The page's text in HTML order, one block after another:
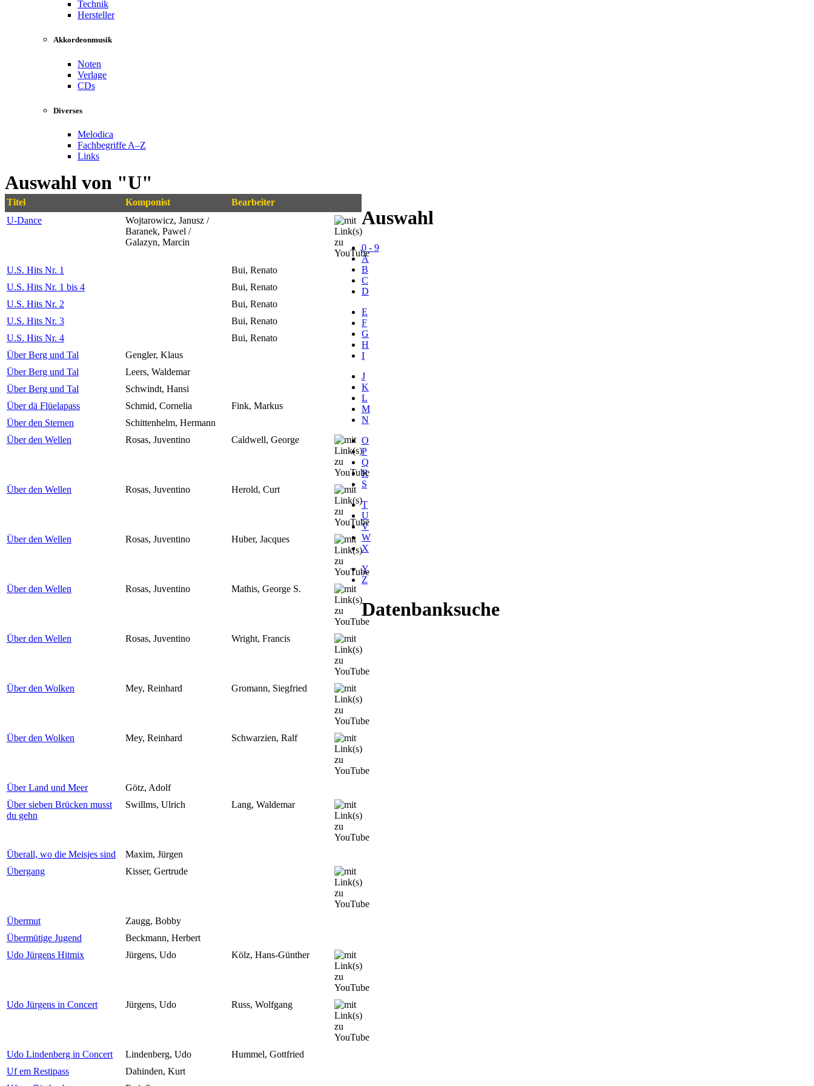
Technik
Hersteller
Akkordeonmusik
Noten
Verlage
CDs
Diverses
Melodica
Fachbegriffe A–Z
Links
Auswahl von "U"
Titel Komponist
Bearbeiter
U-Dance
Wojtarowicz, Janusz /
Baranek, Pawel /
Galazyn, Marcin
U.S. Hits Nr. 1
Bui, Renato
U.S. Hits Nr. 1 bis 4
Bui, Renato
U.S. Hits Nr. 2
Bui, Renato
U.S. Hits Nr. 3
Bui, Renato
U.S. Hits Nr. 4
Bui, Renato
Über Berg und Tal
Gengler, Klaus
Über Berg und Tal
Leers, Waldemar
Über Berg und Tal
Schwindt, Hansi
Über dä Flüelapass
Schmid, Cornelia
Fink, Markus
Über den Sternen
Schittenhelm, Hermann
Über den Wellen
Rosas, Juventino Caldwell, George
Über den Wellen Rosas, Juventino Herold, Curt
Über den Wellen Rosas, Juventino Huber, Jacques
Über den Wellen Rosas, Juventino Mathis, George S.
Über den Wellen Rosas, Juventino Wright, Francis
Über den Wolken Mey, Reinhard Gromann, Siegfried
Über den Wolken Mey, Reinhard Schwarzien, Ralf
Über Land und Meer
Götz, Adolf
Über sieben Brücken musst
du gehn
Swillms, Ulrich Lang, Waldemar
Überall, wo die Meisjes sind
Maxim, Jürgen
Übergang
Kisser, Gertrude
Übermut
Zaugg, Bobby
Übermütige Jugend
Beckmann, Herbert
Udo Jürgens Hitmix
Jürgens, Udo Kölz, Hans-Günther
Udo Jürgens in Concert Jürgens, Udo Russ, Wolfgang
Udo Lindenberg in Concert Lindenberg, Udo
Hummel, Gottfried
Uf em Restipass
Dahinden, Kurt
Auswahl
0 - 9
A
B
C
D
E
F
G
H
I
J
K
L
M
N
O
P
Q
R
S
T
U
V
W
X
Y
Z
Datenbanksuche